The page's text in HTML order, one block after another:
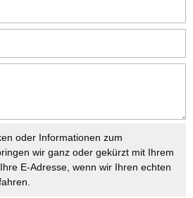
oder Informationen zum
wir ganz oder gekürzt mit Ihrem
E-Adresse, wenn wir Ihren echten